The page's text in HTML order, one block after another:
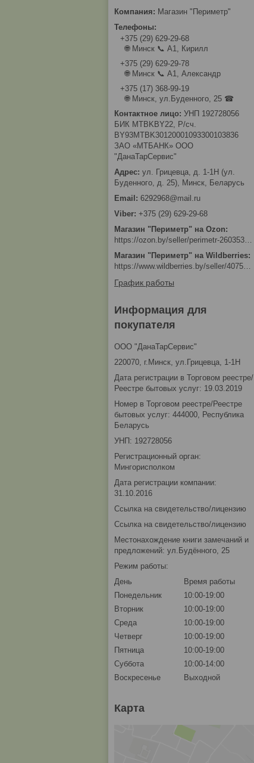
Магазин "Периметр"
+375 (29) 629-29-68
🌐 Минск 📞 А1, Кирилл
+375 (29) 629-29-78
🌐 Минск 📞 А1, Александр
+375 (17) 368-99-19
🌐 Минск, ул.Буденного, 25 ☎
УНП 192728056
БИК MTBKBY22, Р/сч.
BY93MTBK30120001093300103836
ЗАО «МТБАНК» ООО
"ДанаТарСервис"
ул. Грицевца, д. 1-1Н (ул.
Буденного, д. 25), Минск, Беларусь
6292968@mail.ru
+375 (29) 629-29-68
Магазин "Периметр" на Ozon
https://ozon.by/seller/perimetr-2603533/?miniapp=seller_2603533
Магазин "Периметр" на Wildberries
https://www.wildberries.by/seller/4075533
График работы
Информация для
покупателя
ООО "ДанаТарСервис"
220070, г.Минск, ул.Грицевца, 1-1Н
Дата регистрации в Торговом реестре/
Реестре бытовых услуг: 19.03.2019
Номер в Торговом реестре/Реестре
бытовых услуг: 444000, Республика
Беларусь
УНП: 192728056
Регистрационный орган:
Мингорисполком
Дата регистрации компании:
31.10.2016
Ссылка на свидетельство/лицензию
Ссылка на свидетельство/лицензию
Местонахождение книги замечаний и
предложений: ул.Будённого, 25
Режим работы:
День
Время работы
Понедельник
10:00-19:00
Вторник
10:00-19:00
Среда
10:00-19:00
Четверг
10:00-19:00
Пятница
10:00-19:00
Суббота
10:00-14:00
Воскресенье
Выходной
Карта